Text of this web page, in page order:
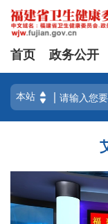
首页 政务公开